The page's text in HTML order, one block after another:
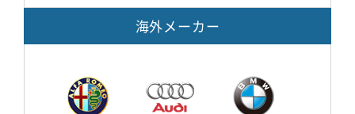
海外メーカー